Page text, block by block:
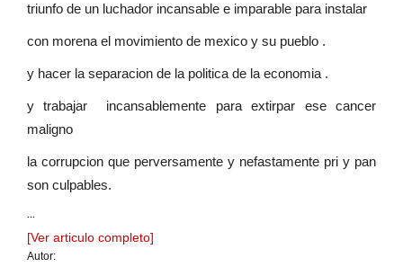
triunfo de un luchador incansable e imparable para instalar
con morena el movimiento de mexico y su pueblo .
y hacer la separacion de la politica de la economia .
y trabajar incansablemente para extirpar ese cancer
maligno
la corrupcion que perversamente y nefastamente pri y pan
son culpables.
...
[Ver articulo completo]
Autor: